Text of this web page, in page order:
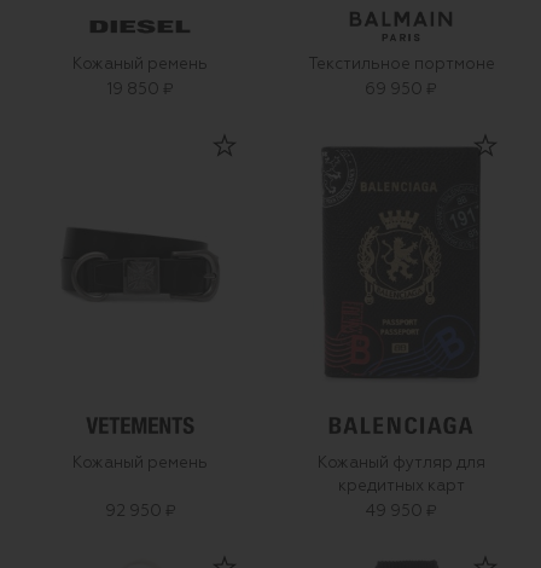
Кожаный ремень
19 850 ₽
Текстильное портмоне
69 950 ₽
Кожаный ремень
92 950 ₽
Кожаный футляр для
кредитных карт
49 950 ₽